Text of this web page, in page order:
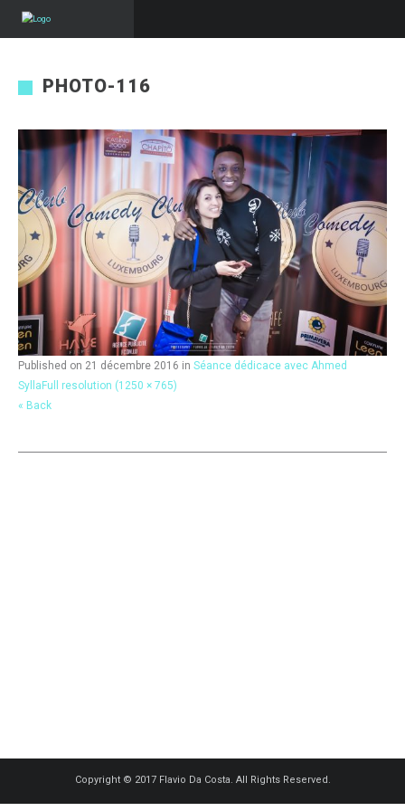
PHOTO-116
Published on 21 décembre 2016 in Séance dédicace avec Ahmed
SyllaFull resolution (1250 × 765)
« Back
Copyright © 2017 Flavio Da Costa. All Rights Reserved.